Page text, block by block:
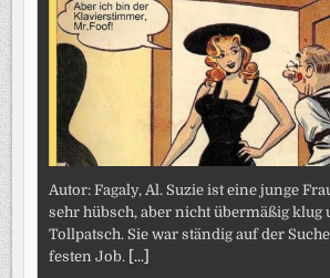
Autor: Fagaly, Al. Suzie ist eine junge
sehr hübsch, aber nicht übermäßig klug
Tollpatsch. Sie war ständig auf der
festen Job. [...]